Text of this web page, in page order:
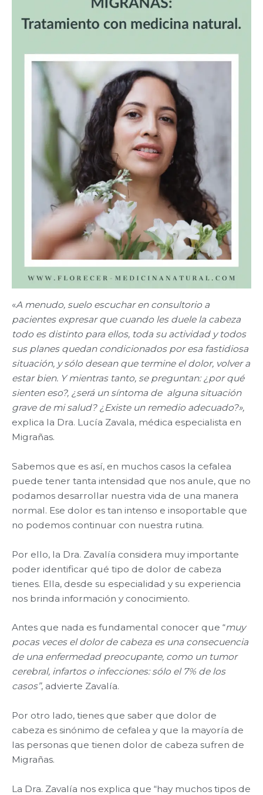
«A menudo, suelo escuchar en consultorio a
pacientes expresar que cuando les duele la cabeza
todo es distinto para ellos, toda su actividad y todos
sus planes quedan condicionados por esa fastidiosa
situación, y sólo desean que termine el dolor, volver a
estar bien. Y mientras tanto, se preguntan: ¿por qué
sienten eso?, ¿será un síntoma de alguna situación
grave de mi salud? ¿Existe un remedio adecuado?»,
explica la Dra. Lucía Zavala, médica especialista en
Migrañas.
Sabemos que es así, en muchos casos la cefalea
puede tener tanta intensidad que nos anule, que no
podamos desarrollar nuestra vida de una manera
normal. Ese dolor es tan intenso e insoportable que
no podemos continuar con nuestra rutina.
Por ello, la Dra. Zavalía considera muy importante
poder identificar qué tipo de dolor de cabeza
tienes. Ella, desde su especialidad y su experiencia
nos brinda información y conocimiento.
Antes que nada es fundamental conocer que “muy
pocas veces el dolor de cabeza es una consecuencia
de una enfermedad preocupante, como un tumor
cerebral, infartos o infecciones: sólo el 7% de los
casos”, advierte Zavalía.
Por otro lado, tienes que saber que dolor de
cabeza es sinónimo de cefalea y que la mayoría de
las personas que tienen dolor de cabeza sufren de
Migrañas.
La Dra. Zavalía nos explica que “hay muchos tipos de